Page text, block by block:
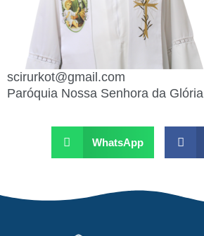
scirurkot@gmail.com
Paróquia Nossa Senhora da Glória
WhatsApp